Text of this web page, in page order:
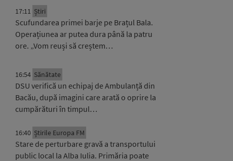
17:11 Știri
Scufundarea primei barje pe Brațul Bala.
Operațiunea ar putea dura până la patru
ore. „Vom reuși să creștem…
16:54 Sănătate
DSU verifică un echipaj de Ambulanță din
Bacău, după imagini care arată o oprire la
cumpărături în timpul…
16:40 Știrile Europa FM
Stare de perturbare gravă a transportului
public local la Alba Iulia. Primăria poate